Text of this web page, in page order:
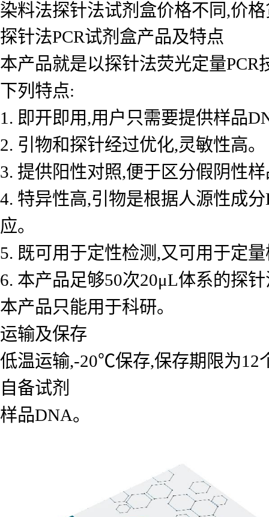
染料法探针法试剂盒价格不同,价
探针法PCR试剂盒产品及特点
本产品就是以探针法荧光定量
下列特点:
1. 即开即用,用户只需要提供样品
2. 引物和探针经过优化,灵敏性高。
3. 提供阳性对照,便于区分假阴性
4. 特异性高,引物是根据人源性成
应。
5. 既可用于定性检测,又可用于定
6. 本产品足够50次20μL体系的探
本产品只能用于科研。
运输及保存
低温运输,-20℃保存,保存期限为12
自备试剂
样品DNA。